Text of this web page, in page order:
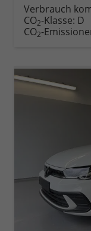
Verbrauch
CO2-Klasse: D
CO2-